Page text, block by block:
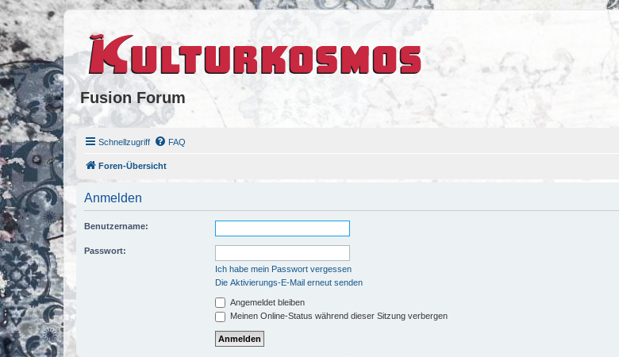
Fusion Forum
Schnellzugriff FAQ
Foren-Übersicht
Anmelden
Benutzername:
Passwort:
Ich habe mein Passwort vergessen
Die Aktivierungs-E-Mail erneut senden
Angemeldet bleiben
Meinen Online-Status während dieser Sitzung verbergen